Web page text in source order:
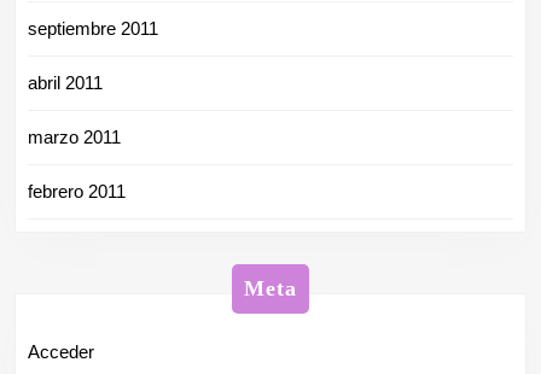
septiembre 2011
abril 2011
marzo 2011
febrero 2011
Meta
Acceder